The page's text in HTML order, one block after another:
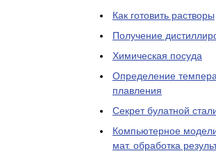
Как готовить растворы
Получение
Химическая посуда
Определение
плавления
Секрет булатной
Компьютерное
мат. обработка